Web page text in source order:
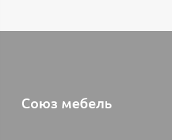
Союз мебель